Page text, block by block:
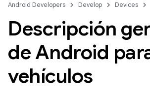
Android Developers Develop Devices
Descripción
de Android
vehículos